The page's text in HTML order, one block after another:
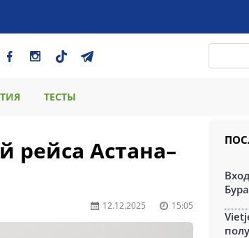
ТЕСТЫ
рейса Астана–
12.12.2025 15:05